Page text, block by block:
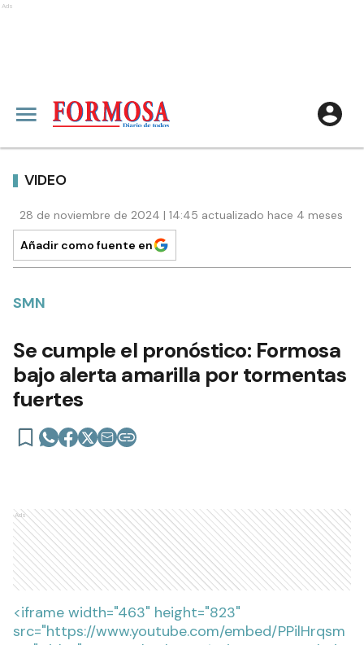
Ads
VIDEO
28 de noviembre de 2024 | 14:45 actualizado hace 4 meses
Añadir como fuente en
SMN
Se cumple el pronóstico: Formosa
bajo alerta amarilla por tormentas
fuertes
Ads
<iframe width="463" height="823"
src="https://www.youtube.com/embed/PPilHrqsm